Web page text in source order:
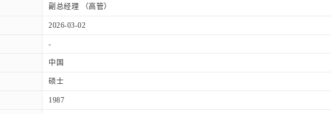
副总经理 （高管）
2026-03-02
-
中国
硕士
1987